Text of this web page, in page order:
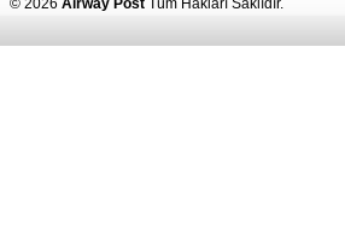
© 2026 Airway Post Tüm Hakları Saklıdır.